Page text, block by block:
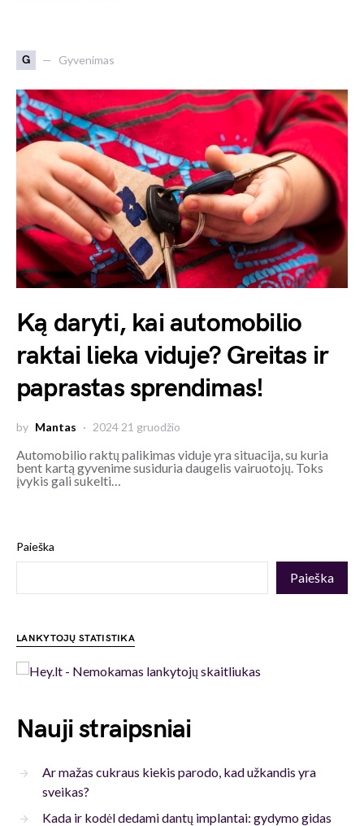
G Gyvenimas
Ką daryti, kai automobilio
raktai lieka viduje? Greitas ir
paprastas sprendimas!
by Mantas 2024 21 gruodžio
Automobilio raktų palikimas viduje yra situacija, su kuria
bent kartą gyvenime susiduria daugelis vairuotojų. Toks
įvykis gali sukelti…
Paieška
Paieška
LANKYTOJŲ STATISTIKA
Nauji straipsniai
Ar mažas cukraus kiekis parodo, kad užkandis yra
sveikas?
Kada ir kodėl dedami dantų implantai: gydymo gidas